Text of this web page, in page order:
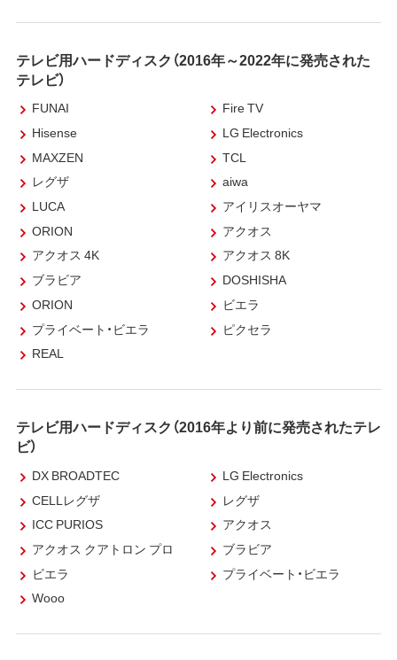
テレビ用ハードディスク（2016年～2022年に発売された
テレビ）
FUNAI
Fire TV
Hisense
LG Electronics
MAXZEN
TCL
レグザ
aiwa
LUCA
アイリスオーヤマ
ORION
アクオス
アクオス 4K
アクオス 8K
ブラビア
DOSHISHA
ORION
ビエラ
プライベート・ビエラ
ピクセラ
REAL
テレビ用ハードディスク（2016年より前に発売されたテレ
ビ）
DX BROADTEC
LG Electronics
CELLレグザ
レグザ
ICC PURIOS
アクオス
アクオス クアトロン プロ
ブラビア
ビエラ
プライベート・ビエラ
Wooo